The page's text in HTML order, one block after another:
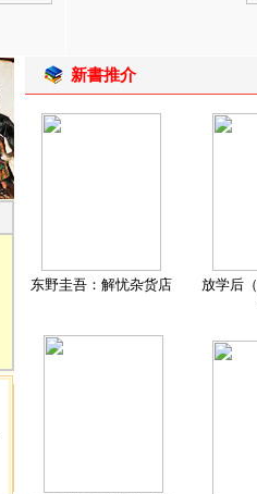
新書推介
东野圭吾：解忧杂货店
放学后